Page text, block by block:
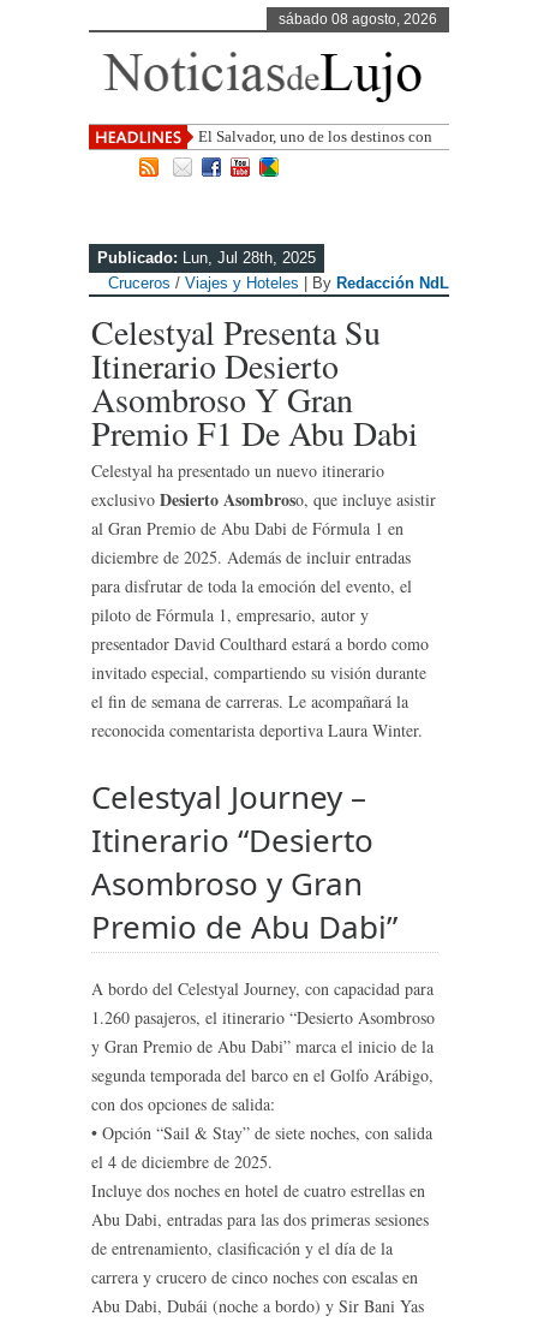
sábado 08 agosto, 2026
El Salvador, uno de los destinos con
mayor proyección de Centroamérica
Publicado: Lun, Jul 28th, 2025
Cruceros / Viajes y Hoteles | By Redacción NdL
Celestyal Presenta Su
Itinerario Desierto
Asombroso Y Gran
Premio F1 De Abu Dabi
Celestyal ha presentado un nuevo itinerario
exclusivo Desierto Asombroso, que incluye asistir
al Gran Premio de Abu Dabi de Fórmula 1 en
diciembre de 2025. Además de incluir entradas
para disfrutar de toda la emoción del evento, el
piloto de Fórmula 1, empresario, autor y
presentador David Coulthard estará a bordo como
invitado especial, compartiendo su visión durante
el fin de semana de carreras. Le acompañará la
reconocida comentarista deportiva Laura Winter.
Celestyal Journey –
Itinerario “Desierto
Asombroso y Gran
Premio de Abu Dabi”
A bordo del Celestyal Journey, con capacidad para
1.260 pasajeros, el itinerario “Desierto Asombroso
y Gran Premio de Abu Dabi” marca el inicio de la
segunda temporada del barco en el Golfo Arábigo,
con dos opciones de salida:
• Opción “Sail & Stay” de siete noches, con salida
el 4 de diciembre de 2025.
Incluye dos noches en hotel de cuatro estrellas en
Abu Dabi, entradas para las dos primeras sesiones
de entrenamiento, clasificación y el día de la
carrera y crucero de cinco noches con escalas en
Abu Dabi, Dubái (noche a bordo) y Sir Bani Yas